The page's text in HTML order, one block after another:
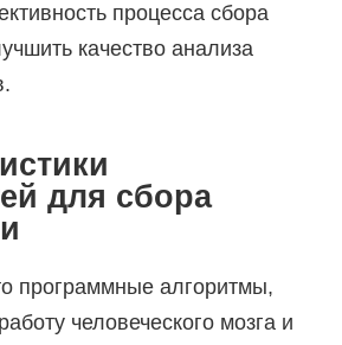
процесса сбора
качество анализа
для сбора
программные алгоритмы,
человеческого мозга и